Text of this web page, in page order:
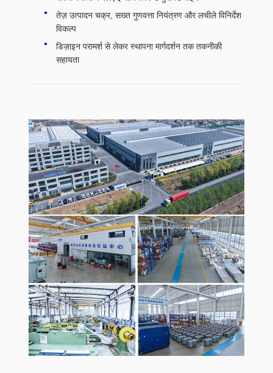
तेज़ उत्पादन चक्र, सख्त गुणवत्ता नियंत्रण और लचीले विनिर्देश
विकल्प
डिज़ाइन परामर्श से लेकर स्थापना मार्गदर्शन तक तकनीकी
सहायता